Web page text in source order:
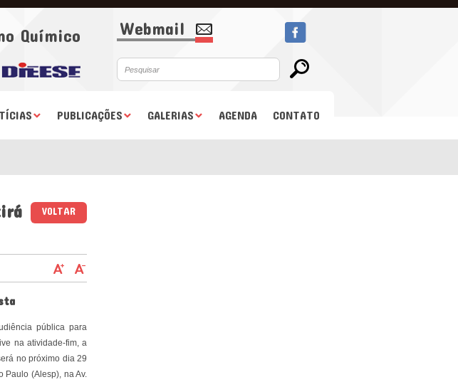
Químico Webmail
PUBLICAÇÕES GALERIAS AGENDA CONTATO
VOLTAR
pública para
na atividade-fim, a
no próximo dia 29
Paulo (Alesp), na Av.